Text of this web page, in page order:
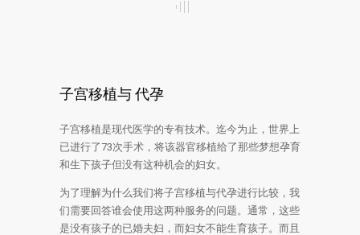
子宫移植与 代孕
子宫移植是现代医学的专有技术。迄今为止，世界上
已进行了73次手术，将该器官移植给了那些梦想孕育
和生下孩子但没有这种机会的妇女。
为了理解为什么我们将子宫移植与代孕进行比较，我
们需要回答谁会使用这两种服务的问题。通常，这些
是没有孩子的已婚夫妇，而妇女不能生育孩子。而且